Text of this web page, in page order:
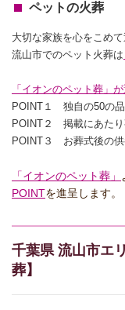
ペットの火葬
大切な家族を心をこめて
流山市でのペット火葬は
「イオンのペット葬」
POINT１ 独自の50の品
POINT２ 掲載にあたり
POINT３ お葬式後の供
「イオンのペット葬」
POINTを進呈します。
千葉県 流山市エ
葬】